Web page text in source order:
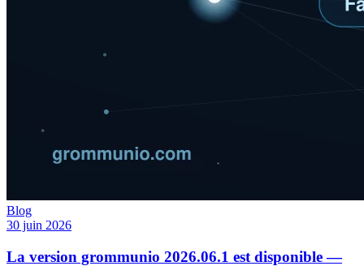
Blog
30 juin 2026
La version grommunio 2026.06.1 est disponible —